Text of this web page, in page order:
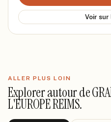
Voir
ALLER PLUS LOIN
Explorer autour de
L'EUROPE REIMS.